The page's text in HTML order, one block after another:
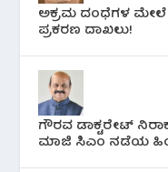
ಅಕ್ರಮ ದಂಧೆಗಳ ಮೇಲೆ
ಪ್ರಕರಣ ದಾಖಲು!
ಗೌರವ ಡಾಕ್ಟರೇಟ್
ಮಾಜಿ ಸಿಎಂ ನಡೆಯ